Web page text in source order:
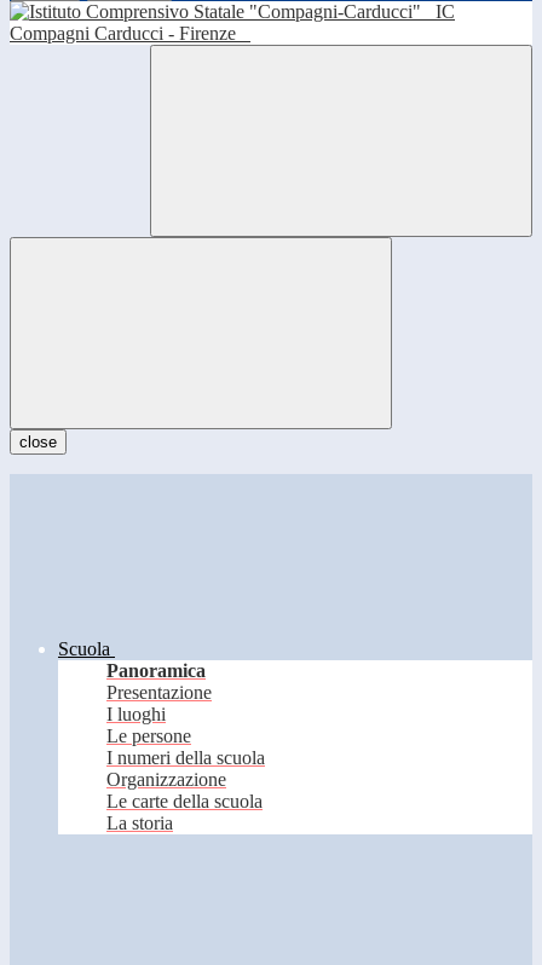
IC
Compagni Carducci - Firenze
close
Scuola
Panoramica
Presentazione
I luoghi
Le persone
I numeri della scuola
Organizzazione
Le carte della scuola
La storia